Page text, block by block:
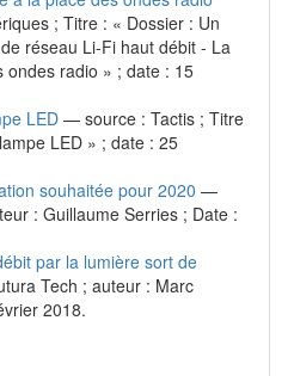
; Titre : « Dossier : Un
réseau Li-Fi haut débit - La
ondes radio » ; date : 15
LED — source : Tactis ; Titre
LED » ; date : 25
souhaitée pour 2020 —
: Guillaume Serries ; Date :
par la lumière sort de
Tech ; auteur : Marc
2018.